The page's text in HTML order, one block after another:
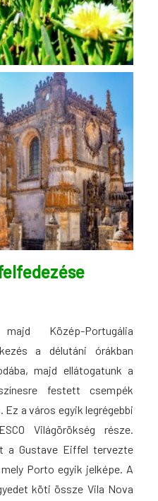
Közép-Portugália
a délutáni órákban
majd ellátogatunk a
festett csempék
a város egyik legrégebbi
Világörökség része.
a Gustave Eiffel tervezte
Porto egyik jelképe. A
köti össze Vila Nova